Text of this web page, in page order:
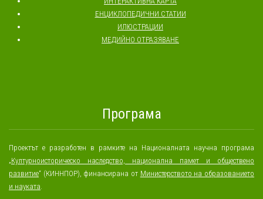
ЕНЦИКЛОПЕДИЧНИ СТАТИИ
ИЛЮСТРАЦИИ
МЕДИЙНО ОТРАЗЯВАНЕ
Програма
Проектът е разработен в рамките на Националната научна програма
„Културноисторическо наследство, национална памет и обществено
развитие“ (КИННПОР), финансирана от Министерството на образованието
и науката.